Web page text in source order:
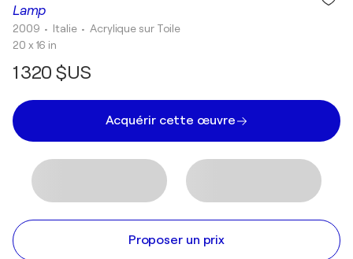
Lamp
2009 • Italie •Acrylique sur Toile
20 x 16 in
1 320 $US
Acquérir cette œuvre
Proposer un prix